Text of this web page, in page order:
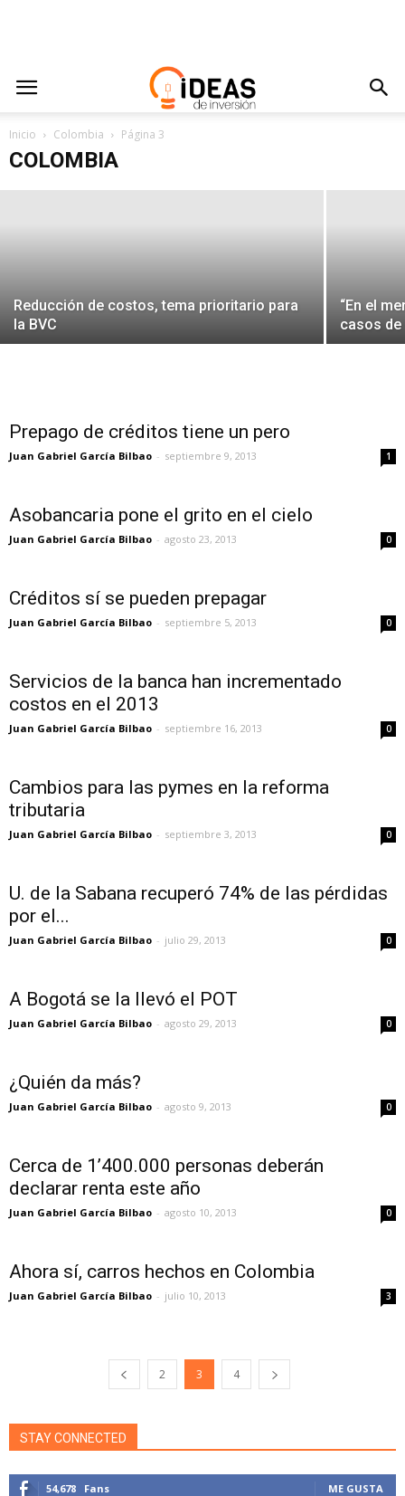
Inicio Colombia Página 3
COLOMBIA
Superfinanciera propone revisar los
costos bursátiles
Juan Gabriel García Bilbao
Reducción de costos, tema prioritario para
la BVC
“En el
casos de
Prepago de créditos tiene un pero
Juan Gabriel García Bilbao - septiembre 9, 2013 1
Asobancaria pone el grito en el cielo
Juan Gabriel García Bilbao - agosto 23, 2013 0
Créditos sí se pueden prepagar
Juan Gabriel García Bilbao - septiembre 5, 2013 0
Servicios de la banca han incrementado
costos en el 2013
Juan Gabriel García Bilbao - septiembre 16, 2013 0
Cambios para las pymes en la reforma
tributaria
Juan Gabriel García Bilbao - septiembre 3, 2013 0
U. de la Sabana recuperó 74% de las pérdidas
por el...
Juan Gabriel García Bilbao - julio 29, 2013 0
A Bogotá se la llevó el POT
Juan Gabriel García Bilbao - agosto 29, 2013 0
¿Quién da más?
Juan Gabriel García Bilbao - agosto 9, 2013 0
Cerca de 1’400.000 personas deberán
declarar renta este año
Juan Gabriel García Bilbao - agosto 10, 2013 0
Ahora sí, carros hechos en Colombia
Juan Gabriel García Bilbao - julio 10, 2013 3
2 3 4
STAY CONNECTED
54,678 Fans ME GUSTA